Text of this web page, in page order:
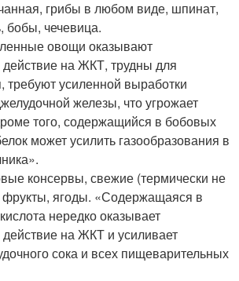
грибы в любом виде, шпинат,
бобы, чечевица.
овощи оказывают
на ЖКТ, трудны для
требуют усиленной выработки
железы, что угрожает
того, содержащийся в бобовых
может усилить газообразования в
консервы, свежие (термически не
ягоды. «Содержащаяся в
нередко оказывает
на ЖКТ и усиливает
сока и всех пищеварительных